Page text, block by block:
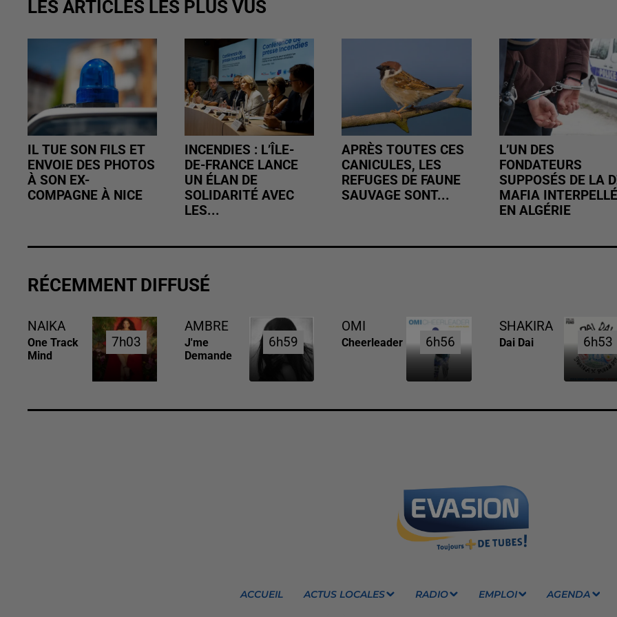
LES ARTICLES LES PLUS VUS
IL TUE SON FILS ET
ENVOIE DES PHOTOS
À SON EX-
COMPAGNE À NICE
INCENDIES : L’ÎLE-
DE-FRANCE LANCE
UN ÉLAN DE
SOLIDARITÉ AVEC
LES...
APRÈS TOUTES CES
CANICULES, LES
REFUGES DE FAUNE
SAUVAGE SONT...
L’UN DES
FONDATEURS
SUPPOSÉS DE LA
MAFIA INTERPELLÉ
EN ALGÉRIE
RÉCEMMENT DIFFUSÉ
NAIKA
One Track
Mind
7h03
7h03
AMBRE
J'me
Demande
6h59
6h59
OMI
Cheerleader 6h56
6h56
SHAKIRA
Dai Dai 6h53
6h53
ACCUEIL ACTUS LOCALES RADIO EMPLOI AGENDA